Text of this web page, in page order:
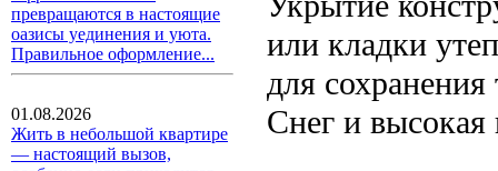
превращаются в настоящие
оазисы уединения и уюта.
Правильное оформление...
01.08.2026
Жить в небольшой квартире
— настоящий вызов,
или кладки
для сохранения
Снег и высокая